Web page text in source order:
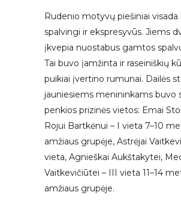
Rudenio motyvų piešiniai visada
spalvingi ir ekspresyvūs. Jiems
įkvepia nuostabus gamtos
Tai buvo įamžinta ir raseiniškių
puikiai įvertino rumunai. Dailės
jauniesiems menininkams buvo
penkios prizinės vietos: Emai
Rojui Bartkėnui – I vieta 7–10
amžiaus grupėje, Astrėjai
vieta, Agnieškai Aukštakytei,
Vaitkevičiūtei – III vieta 11–14
amžiaus grupėje.